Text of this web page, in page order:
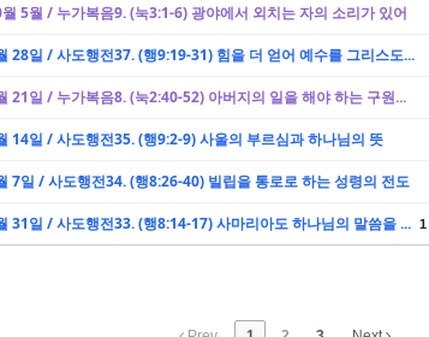
5월 / 누가복음9. (눅3:1-6) 광야에서 외치는 자의 소리가 있어
28일 / 사도행전37. (행9:19-31) 힘을 더 얻어 예수를 그리스도...
21일 / 누가복음8. (눅2:40-52) 아버지의 일을 해야 하는 구원...
14일 / 사도행전35. (행9:2-9) 사울의 부르심과 하나님의 뜻
7일 / 사도행전34. (행8:26-40) 빌립을 통로로 하는 성령의 전도
31일 / 사도행전33. (행8:14-17) 사마리아도 하나님의 말씀을 ... 1